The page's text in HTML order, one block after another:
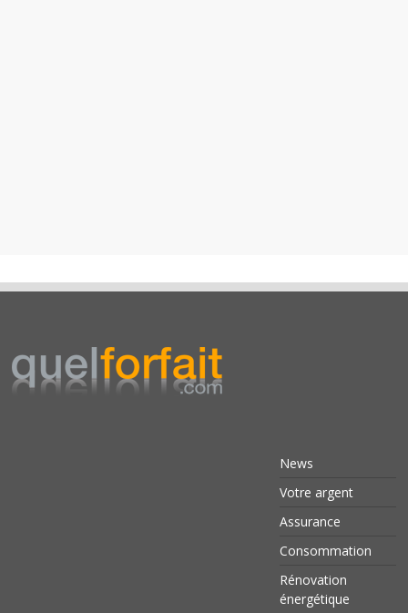
News
Votre argent
Assurance
Consommation
Rénovation
énergétique